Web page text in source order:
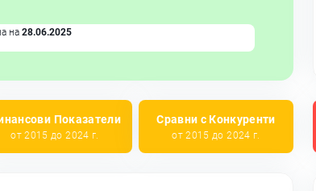
на 28.06.2025
Показатели
от 2015 до 2024 г.
Сравни с Конкуренти
от 2015 до 2024 г.